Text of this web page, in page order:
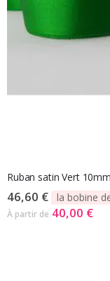
Ruban satin Vert
46,60 € la bobine
À partir de 40,00 €